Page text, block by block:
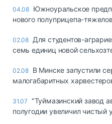
04.08 Южноуральское
нового полуприцепа-
02.08 Для студентов-
семь единиц новой
02.08 В Минске запустили
малогабаритных
31.07
"Туймазинский завод
полугодии увеличил чистый